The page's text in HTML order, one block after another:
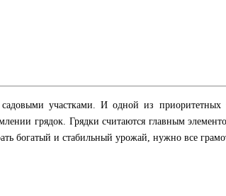
участками. И одной из приоритетных
грядок. Грядки считаются главным
богатый и стабильный урожай, нужно все